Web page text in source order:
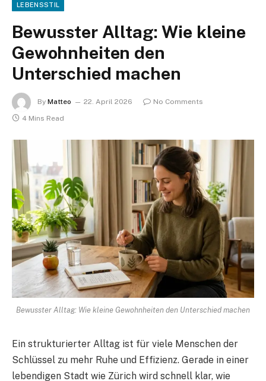
LEBENSSTIL
Bewusster Alltag: Wie kleine
Gewohnheiten den
Unterschied machen
By Matteo 22. April 2026
No Comments
4 Mins Read
Bewusster Alltag: Wie kleine Gewohnheiten den Unterschied machen
Ein strukturierter Alltag ist für viele Menschen der
Schlüssel zu mehr Ruhe und Effizienz. Gerade in einer
lebendigen Stadt wie Zürich wird schnell klar, wie